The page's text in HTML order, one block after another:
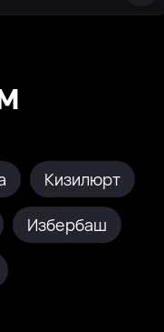
Кизилюрт
Избербаш